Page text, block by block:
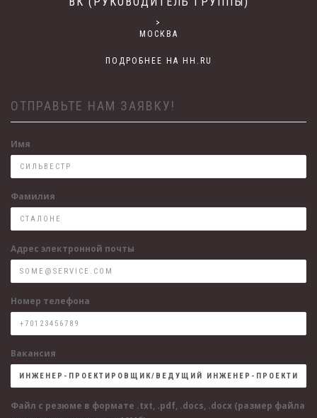
>
МОСКВА
ПОДРОБНЕЕ НА HH.RU
ОТПРАВЬТЕ НАМ ЗАЯВКУ!
Имя
Фамилия
Адрес электронной почты
Номер телефона
Вакансия
Файл с резюме в формате .txt, .pdf, .docs, .docx (размер файла